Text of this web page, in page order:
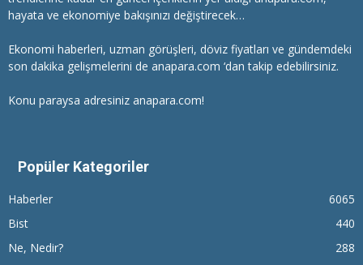
hayata ve ekonomiye bakışınızı değiştirecek…
Ekonomi haberleri, uzman görüşleri, döviz fiyatları ve gündemdeki
son dakika gelişmelerini de anapara.com ‘dan takip edebilirsiniz.
Konu paraysa adresiniz anapara.com!
Popüler Kategoriler
Haberler
6065
Bist
440
Ne, Nedir?
288